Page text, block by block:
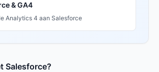
& GA4
Analytics 4 aan Salesforce
Salesforce?